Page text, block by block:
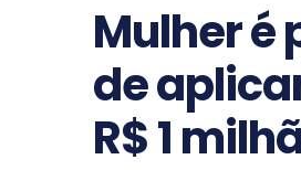
Mulher é
de
R$ 1